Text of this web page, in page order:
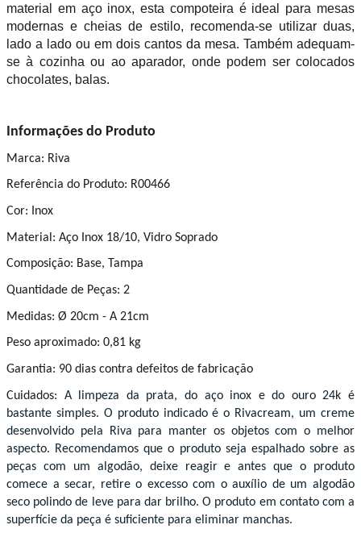
material em aço inox, esta compoteira é ideal para mesas
modernas e cheias de estilo, recomenda-se utilizar duas,
lado a lado ou em dois cantos da mesa. Também adequam-
se à cozinha ou ao aparador, onde podem ser colocados
chocolates, balas.
Informações do Produto
Marca: Riva
Referência do Produto: R00466
Cor: Inox
Material: Aço Inox 18/10, Vidro Soprado
Composição: Base, Tampa
Quantidade de Peças: 2
Medidas: Ø 20cm - A 21cm
Peso aproximado: 0,81 kg
Garantia: 90 dias contra defeitos de fabricação
Cuidados: A limpeza da prata, do aço inox e do ouro 24k é
bastante simples. O produto indicado é o Rivacream, um creme
desenvolvido pela Riva para manter os objetos com o melhor
aspecto. Recomendamos que o produto seja espalhado sobre as
peças com um algodão, deixe reagir e antes que o produto
comece a secar, retire o excesso com o auxílio de um algodão
seco polindo de leve para dar brilho. O produto em contato com a
superfície da peça é suficiente para eliminar manchas.